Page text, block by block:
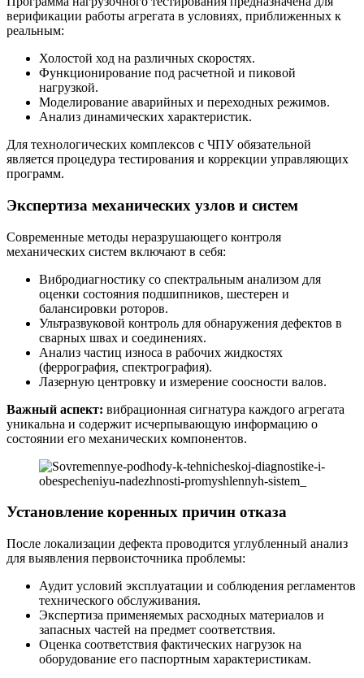
верификации работы агрегата в условиях, приближенных к
реальным:
Холостой ход на различных скоростях.
Функционирование под расчетной и пиковой
нагрузкой.
Моделирование аварийных и переходных режимов.
Анализ динамических характеристик.
Для технологических комплексов с ЧПУ обязательной
является процедура тестирования и коррекции управляющих
программ.
Экспертиза механических узлов и систем
Современные методы неразрушающего контроля
механических систем включают в себя:
Вибродиагностику со спектральным анализом для
оценки состояния подшипников, шестерен и
балансировки роторов.
Ультразвуковой контроль для обнаружения дефектов в
сварных швах и соединениях.
Анализ частиц износа в рабочих жидкостях
(феррография, спектрография).
Лазерную центровку и измерение соосности валов.
Важный аспект: вибрационная сигнатура каждого агрегата
уникальна и содержит исчерпывающую информацию о
состоянии его механических компонентов.
Установление коренных причин отказа
После локализации дефекта проводится углубленный анализ
для выявления первоисточника проблемы:
Аудит условий эксплуатации и соблюдения регламентов
технического обслуживания.
Экспертиза применяемых расходных материалов и
запасных частей на предмет соответствия.
Оценка соответствия фактических нагрузок на
оборудование его паспортным характеристикам.